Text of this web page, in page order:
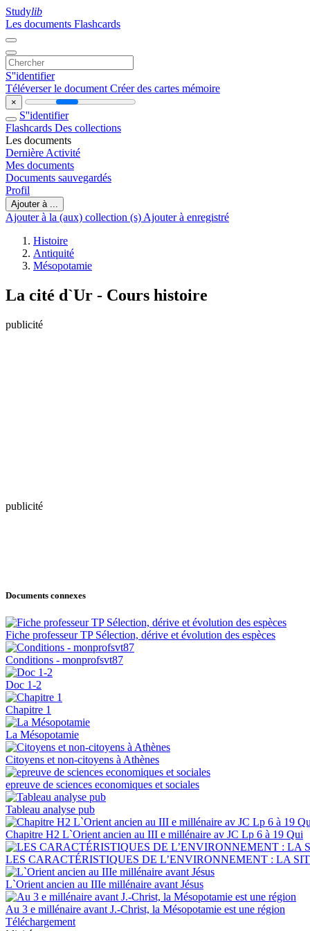
Studylib
Les documents Flashcards
S''identifier
Téléverser le document Créer des cartes mémoire
×
S''identifier
Flashcards Des collections
Les documents
Dernière Activité
Mes documents
Documents sauvegardés
Profil
Ajouter à ...
Ajouter à la (aux) collection (s) Ajouter à enregistré
Histoire
Antiquité
Mésopotamie
La cité d`Ur - Cours histoire
publicité
publicité
Documents connexes
Fiche professeur TP Sélection, dérive et évolution des espèces
Conditions - monprofsvt87
Doc 1-2
Chapitre 1
La Mésopotamie
Citoyens et non-citoyens à Athènes
epreuve de sciences economiques et sociales
Tableau analyse pub
Chapitre H2 L`Orient ancien au III e millénaire av JC Lp 6 à 19 Qui
LES CARACTÉRISTIQUES DE L’ENVIRONNEMENT : LA
L`Orient ancien au IIIe millénaire avant Jésus
Au 3 e millénaire avant J.-Christ, la Mésopotamie est une région
Téléchargement